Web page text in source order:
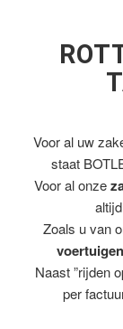
Voor al uw
staat
Voor al onze
Zoals u van
Naast ”rijden
per